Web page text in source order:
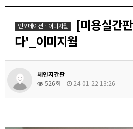
인포메이션ㆍ이미지월
[미용실간
다'_이미지월
체인지간판
526회
24-01-22 13:26